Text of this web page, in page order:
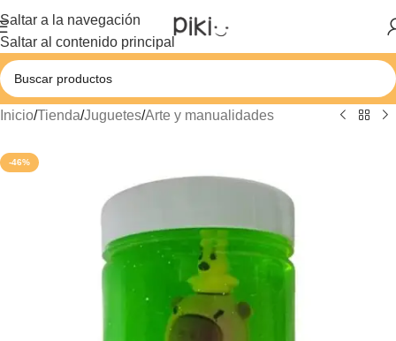
Saltar a la navegación
Saltar al contenido principal
Inicio/Tienda/Juguetes/Arte y manualidades
-46%